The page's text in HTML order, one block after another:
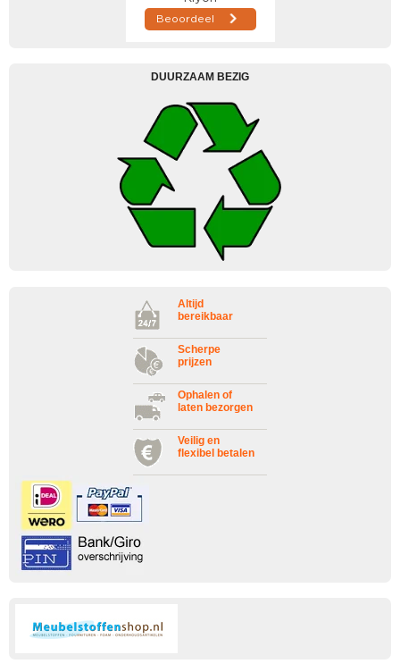
DUURZAAM BEZIG
Altijd
bereikbaar
Scherpe
prijzen
Ophalen of
laten bezorgen
Veilig en
flexibel betalen